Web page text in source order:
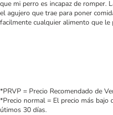
que mi perro es incapaz de romper.
el agujero que trae para poner
facilmente cualquier alimento que le
*PRVP = Precio Recomendado de
*Precio normal = El precio más
útimos 30 días.